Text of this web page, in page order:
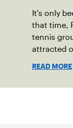
It's only
that time,
tennis
attracted
READ MORE